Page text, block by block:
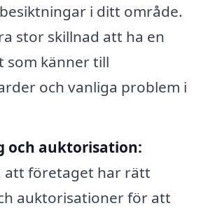
i ditt område.
stor skillnad att ha en
som känner till
och vanliga problem i
och auktorisation:
att företaget har rätt
auktorisationer för att